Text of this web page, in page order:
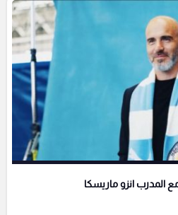
المدرب انزو ماريسكا